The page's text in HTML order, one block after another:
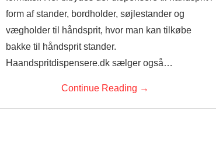
form af stander, bordholder, søjlestander og
vægholder til håndsprit, hvor man kan tilkøbe
bakke til håndsprit stander.
Haandspritdispensere.dk sælger også…
Continue Reading →